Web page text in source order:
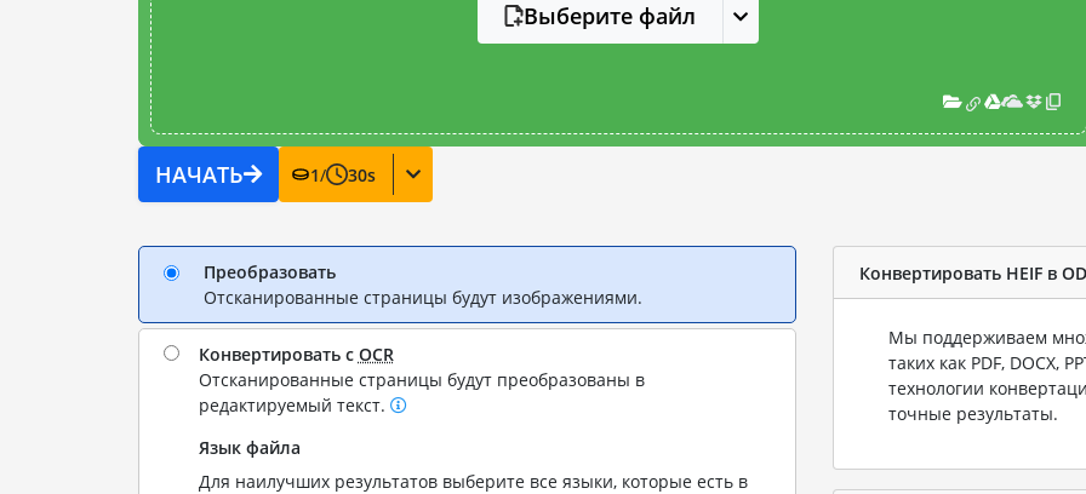
Выберите файл
НАЧАТЬ 1/ 30s
Преобразовать
Отсканированные страницы будут изображениями.
Конвертировать с OCR
Отсканированные страницы будут преобразованы в
редактируемый текст.
Язык файла
Для наилучших результатов выберите все языки, которые есть в
Конвертировать HEIF в
Мы поддерживаем
таких как PDF, DOCX,
технологии
точные результаты.